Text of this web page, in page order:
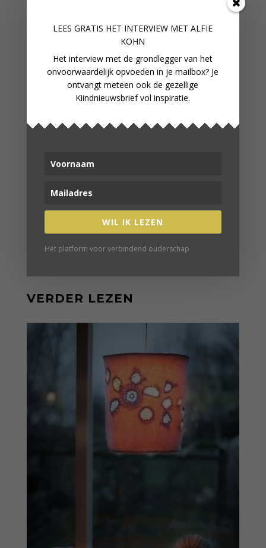
BOEKENTIPS
Jagen, verzamelen, opvoeden | Michealeen
Doucleff
How2talk2kids | Adele Faber
Temperamentvolle kinderen | Eva Bronsveld
Onvoorwaardelijk ouderschap | Alfie Kohn
verbind je met gelijkgestemden
WORD LID VAN ONZE
COMMUNITY
VERDER LEZEN
LEES GRATIS HET INTERVIEW MET ALFIE
KOHN
Het interview met de grondlegger van het
onvoorwaardelijk opvoeden in je mailbox? Je
ontvangt meteen ook de gezellige
Kiindnieuwsbrief vol inspiratie.
WIL IK LEZEN
Hét platform voor verbindend ouderschap